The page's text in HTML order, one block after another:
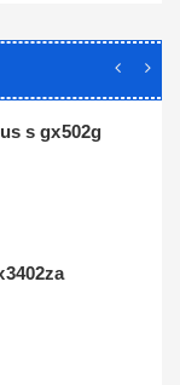
i5 i7 th12 la-
3